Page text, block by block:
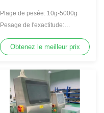
pour la nourriture
Plage de pesée: 10g-5000g
Pesage de l'exactitude:
Obtenez le meilleur prix